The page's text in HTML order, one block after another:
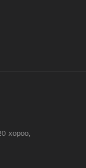
хороо,